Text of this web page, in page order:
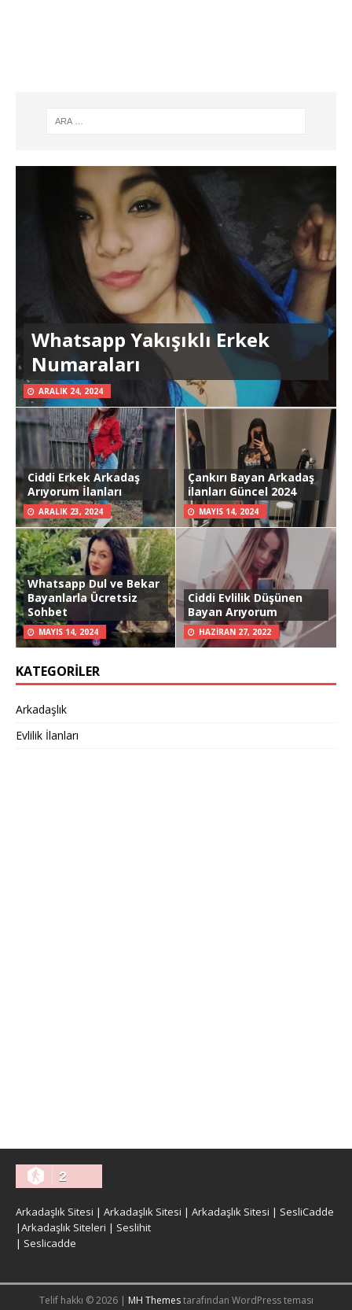
Whatsapp Yakışıklı Erkek
Numaraları
ARALIK 24, 2024
Ciddi Erkek Arkadaş
Arıyorum İlanları
ARALIK 23, 2024
Çankırı Bayan Arkadaş
ilanları Güncel 2024
MAYIS 14, 2024
Whatsapp Dul ve Bekar
Bayanlarla Ücretsiz
Sohbet
MAYIS 14, 2024
Ciddi Evlilik Düşünen
Bayan Arıyorum
HAZIRAN 27, 2022
KATEGORILER
Arkadaşlık
Evlilik İlanları
2
Arkadaşlık Sitesi | Arkadaşlık Sitesi | Arkadaşlık Sitesi | SesliCadde
|Arkadaşlık Siteleri | Seslihit
| Seslicadde
Telif hakkı © 2026 | MH Themestarafından WordPress teması